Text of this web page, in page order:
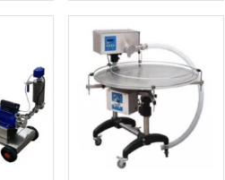
la eficiencia y la productividad,
de envasado.